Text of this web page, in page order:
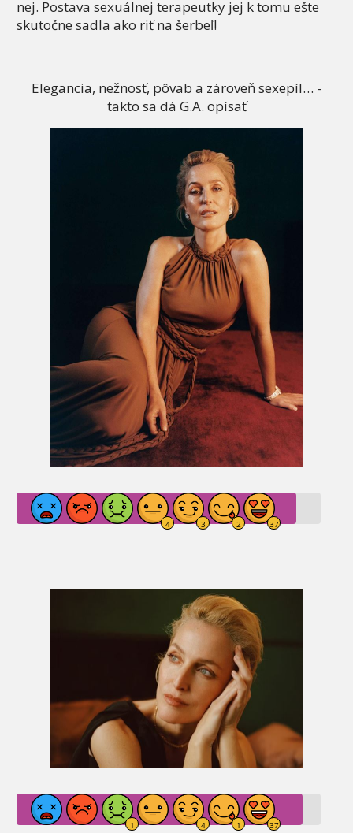
nej. Postava sexuálnej terapeutky jej k tomu ešte
skutočne sadla ako riť na šerbeľ!
Elegancia, nežnosť, pôvab a zároveň sexepíl… -
takto sa dá G.A. opísať